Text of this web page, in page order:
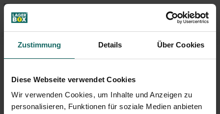
Zustimmung Details Über Cookies
Diese Webseite verwendet Cookies
Wir verwenden Cookies, um Inhalte und Anzeigen zu
personalisieren, Funktionen für soziale Medien anbieten
DE
EN
Lagerraum online
buchen